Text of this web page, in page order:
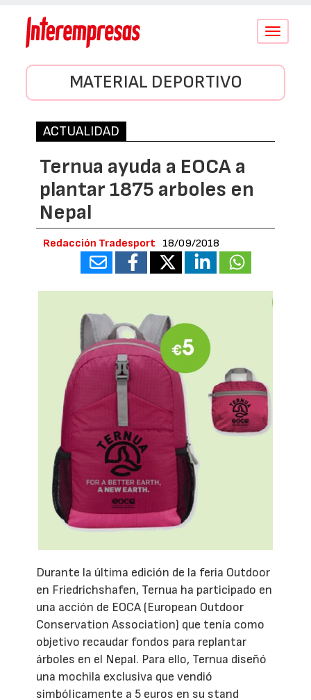
Conmutar
MATERIAL DEPORTIVO
ACTUALIDAD
Ternua ayuda a EOCA a
plantar 1875 arboles en
Nepal
Redacción Tradesport 18/09/2018
Durante la última edición de la feria Outdoor
en Friedrichshafen, Ternua ha participado en
una acción de EOCA (European Outdoor
Conservation Association) que tenía como
objetivo recaudar fondos para replantar
árboles en el Nepal. Para ello, Ternua diseñó
una mochila exclusiva que vendió
simbólicamente a 5 euros en su stand